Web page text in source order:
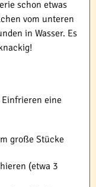
schon etwas
vom unteren
in Wasser. Es
eine
große Stücke
(etwa 3